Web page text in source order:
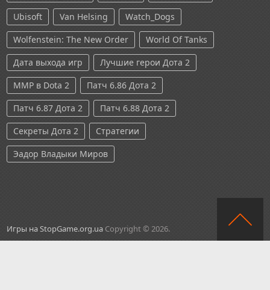
Ubisoft
Van Helsing
Watch_Dogs
Wolfenstein: The New Order
World Of Tanks
Дата выхода игр
Лучшие герои Дота 2
ММР в Dota 2
Патч 6.86 Дота 2
Патч 6.87 Дота 2
Патч 6.88 Дота 2
Секреты Дота 2
Стратегии
Эадор Владыки Миров
Игры на StopGame.org.ua Copyright © 2026.